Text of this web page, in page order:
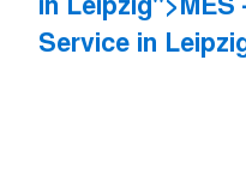
Service in